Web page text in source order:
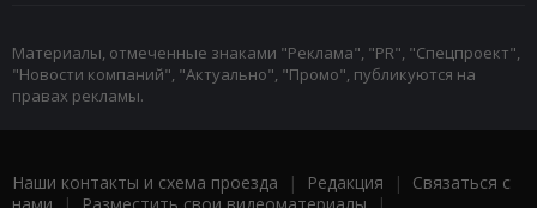
Материалы, отмеченные знаками "Реклама", "PR", "Спецпроект",
"Новости компаний", "Актуально", "Промо", публикуются на
правах рекламы.
Наши контакты и схема проезда | Редакция | Связаться с